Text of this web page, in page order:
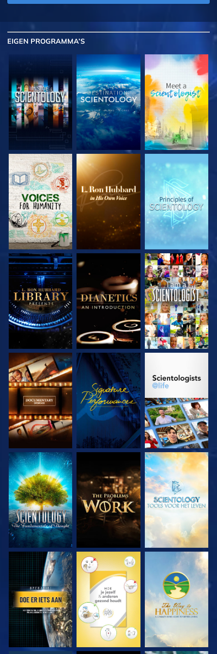
EIGEN PROGRAMMA’S
VERKEN DE SERIE VERKEN DE SERIE VERKEN DE SERIE
VERKEN DE SERIE VERKEN DE SERIE KIJK
VERKEN DE SERIE KIJK VERKEN DE SERIE
VERKEN DE SERIE VERKEN DE SERIE VERKEN DE SERIE
KIJK KIJK KIJK